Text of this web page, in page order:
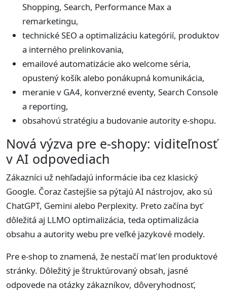
Shopping, Search, Performance Max a
remarketingu,
technické SEO a optimalizáciu kategórií, produktov
a interného prelinkovania,
emailové automatizácie ako welcome séria,
opustený košík alebo ponákupná komunikácia,
meranie v GA4, konverzné eventy, Search Console
a reporting,
obsahovú stratégiu a budovanie autority e-shopu.
Nová výzva pre e-shopy: viditeľnosť
v AI odpovediach
Zákazníci už nehľadajú informácie iba cez klasický
Google. Čoraz častejšie sa pýtajú AI nástrojov, ako sú
ChatGPT, Gemini alebo Perplexity. Preto začína byť
dôležitá aj LLMO optimalizácia, teda optimalizácia
obsahu a autority webu pre veľké jazykové modely.
Pre e-shop to znamená, že nestačí mať len produktové
stránky. Dôležitý je štruktúrovaný obsah, jasné
odpovede na otázky zákazníkov, dôveryhodnosť,